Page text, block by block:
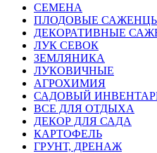
СЕМЕНА
ПЛОДОВЫЕ
ДЕКОРАТИВНЫЕ
ЛУК СЕВОК
ЗЕМЛЯНИКА
ЛУКОВИЧНЫЕ
АГРОХИМИЯ
САДОВЫЙ
ВСЕ ДЛЯ ОТДЫХА
ДЕКОР ДЛЯ САДА
КАРТОФЕЛЬ
ГРУНТ, ДРЕНАЖ